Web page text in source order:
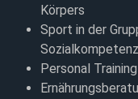
Körpers
Sport in der
Sozialkompetenz
Personal Training